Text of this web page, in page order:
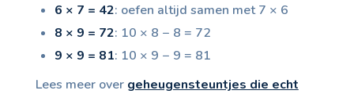
6 × 7 = 42: oefen altijd samen met 7 × 6
8 × 9 = 72: 10 × 8 − 8 = 72
9 × 9 = 81: 10 × 9 − 9 = 81
Lees meer over geheugensteuntjes die echt